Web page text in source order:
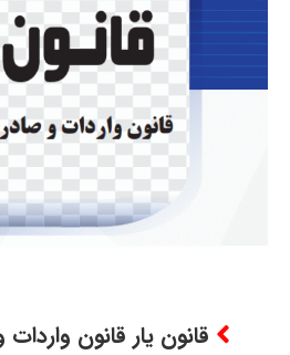
قانون یار قانون